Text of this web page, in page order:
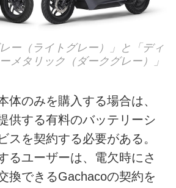
ー（ライトグレー）」と「ディ
メタリック（ダークグレー）」
体のみを購入する場合は、
供する有料のバッテリーシ
スを契約する必要がある。
るユーザーは、電欠時にさ
換できるGachacoの契約を